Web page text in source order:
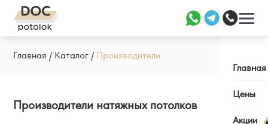
Главная
Цены
Акции
Главная / Каталог / Производители
Производители натяжных потолков